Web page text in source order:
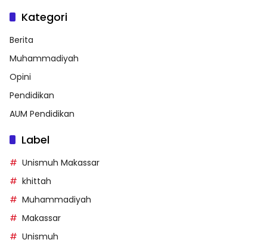
Kategori
Berita
Muhammadiyah
Opini
Pendidikan
AUM Pendidikan
Label
Unismuh Makassar
khittah
Muhammadiyah
Makassar
Unismuh